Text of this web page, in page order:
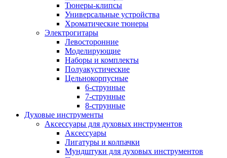
Тюнеры-клипсы
Универсальные устройства
Хроматические тюнеры
Электрогитары
Левосторонние
Моделирующие
Наборы и комплекты
Полуакустические
Цельнокорпусные
6-струнные
7-струнные
8-струнные
Духовые инструменты
Аксессуары для духовых инструментов
Аксессуары
Лигатуры и колпачки
Мундштуки для духовых инструментов